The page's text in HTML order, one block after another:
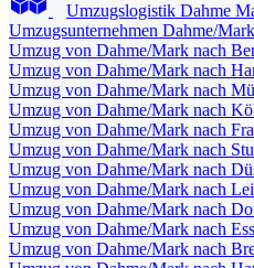
Umzugslogistik Dahme
Umzugsunternehmen Dahme/Mark
Umzug von Dahme/Mark nach
Umzug von Dahme/Mark nach
Umzug von Dahme/Mark nach
Umzug von Dahme/Mark nach
Umzug von Dahme/Mark nach
Umzug von Dahme/Mark nach
Umzug von Dahme/Mark nach
Umzug von Dahme/Mark nach
Umzug von Dahme/Mark nach
Umzug von Dahme/Mark nach
Umzug von Dahme/Mark nach